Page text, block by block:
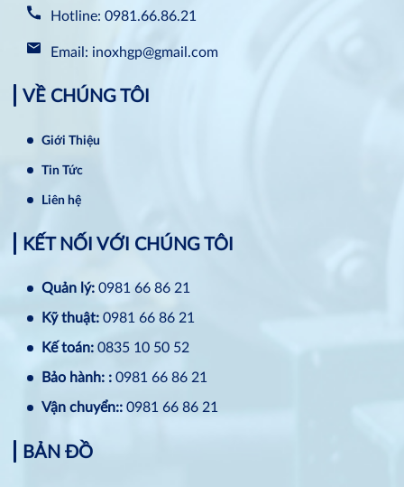
Hotline: 0981.66.86.21
Email: inoxhgp@gmail.com
VỀ CHÚNG TÔI
Giới Thiệu
Tin Tức
Liên hệ
KẾT NỐI VỚI CHÚNG TÔI
Quản lý: 0981 66 86 21
Kỹ thuật: 0981 66 86 21
Kế toán: 0835 10 50 52
Bảo hành: : 0981 66 86 21
Vận chuyển:: 0981 66 86 21
BẢN ĐỒ